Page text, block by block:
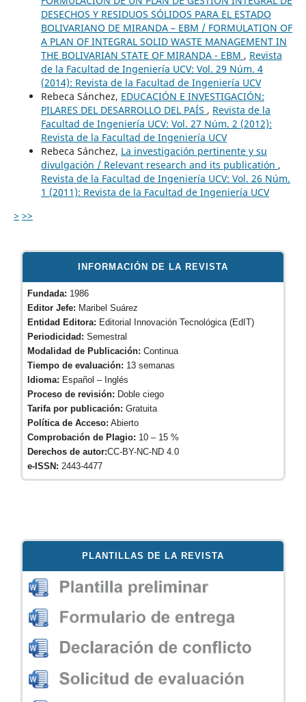
DESECHOS Y RESIDUOS SÓLIDOS PARA EL ESTADO
BOLIVARIANO DE MIRANDA – EBM / FORMULATION OF
A PLAN OF INTEGRAL SOLID WASTE MANAGEMENT IN
THE BOLIVARIAN STATE OF MIRANDA - EBM , Revista
de la Facultad de Ingeniería UCV: Vol. 29 Núm. 4
(2014): Revista de la Facultad de Ingeniería UCV
Rebeca Sánchez, EDUCACIÓN E INVESTIGACIÓN:
PILARES DEL DESARROLLO DEL PAÍS , Revista de la
Facultad de Ingeniería UCV: Vol. 27 Núm. 2 (2012):
Revista de la Facultad de Ingeniería UCV
Rebeca Sánchez, La investigación pertinente y su
divulgación / Relevant research and its publicatión ,
Revista de la Facultad de Ingeniería UCV: Vol. 26 Núm.
1 (2011): Revista de la Facultad de Ingeniería UCV
> >>
INFORMACIÓN DE LA REVISTA
Fundada: 1986
Editor Jefe: Maribel Suárez
Entidad Editora: Editorial Innovación Tecnológica (EdIT)
Periodicidad: Semestral
Modalidad de Publicación: Continua
Tiempo de evaluación: 13 semanas
Idioma: Español – Inglés
Proceso de revisión: Doble ciego
Tarifa por publicación: Gratuita
Política de Acceso: Abierto
Comprobación de Plagio: 10 – 15 %
Derechos de autor:CC-BY-NC-ND 4.0
e-ISSN: 2443-4477
PLANTILLAS DE LA REVISTA